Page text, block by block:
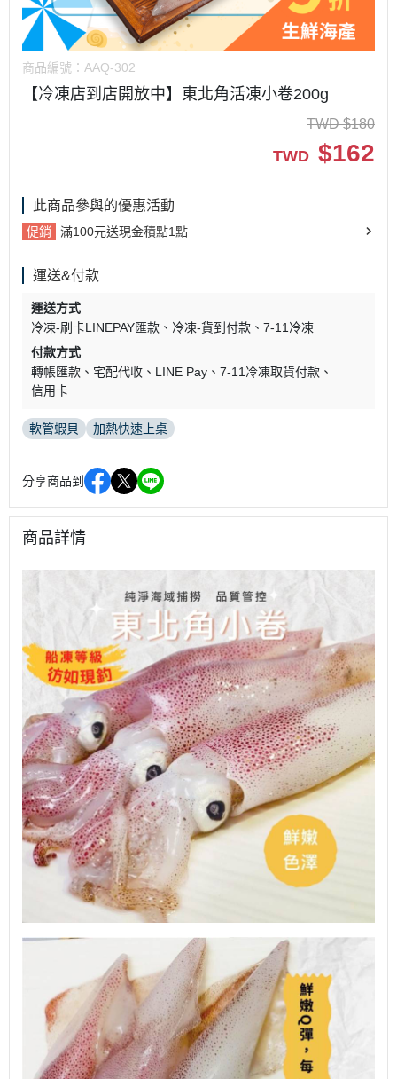
商品編號： AAQ-302
【冷凍店到店開放中】東北角活凍小卷200g
TWD $180
TWD $162
此商品參與的優惠活動
促銷 滿100元送現金積點1點
運送&付款
運送方式
冷凍-刷卡LINEPAY匯款
冷凍-貨到付款
7-11冷凍
付款方式
轉帳匯款
宅配代收 LINE Pay
7-11冷凍取貨付款
信用卡
軟管蝦貝 加熱快速上桌
分享商品到
商品詳情